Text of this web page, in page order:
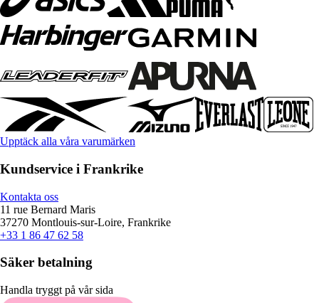
Upptäck alla våra varumärken
Kundservice i Frankrike
Kontakta oss
11 rue Bernard Maris
37270 Montlouis-sur-Loire, Frankrike
+33 1 86 47 62 58
Säker betalning
Handla tryggt på vår sida